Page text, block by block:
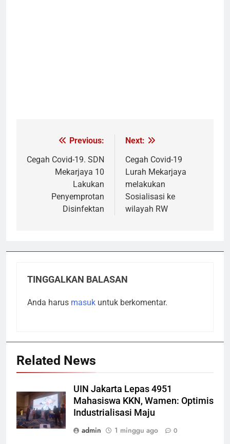
Navigasi
pos
Previous:
Cegah Covid-19. SDN
Mekarjaya 10
Lakukan
Penyemprotan
Disinfektan
Next:
Cegah Covid-19
Lurah Mekarjaya
melakukan
Sosialisasi ke
wilayah RW
TINGGALKAN BALASAN
Anda harus masuk untuk berkomentar.
Related News
UIN Jakarta Lepas 4951
Mahasiswa KKN, Wamen: Optimis
Industrialisasi Maju
admin
1 minggu ago 0